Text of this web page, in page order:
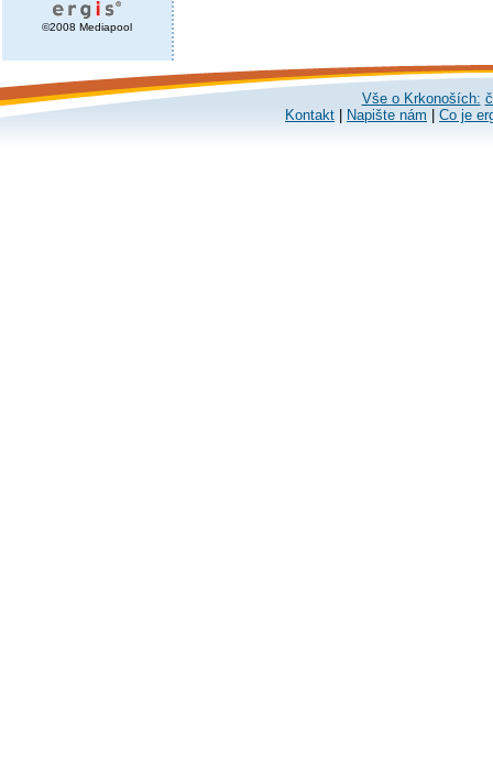
©2008 Mediapool
Vše o Krkonoších:
Kontakt
Napište nám Co je